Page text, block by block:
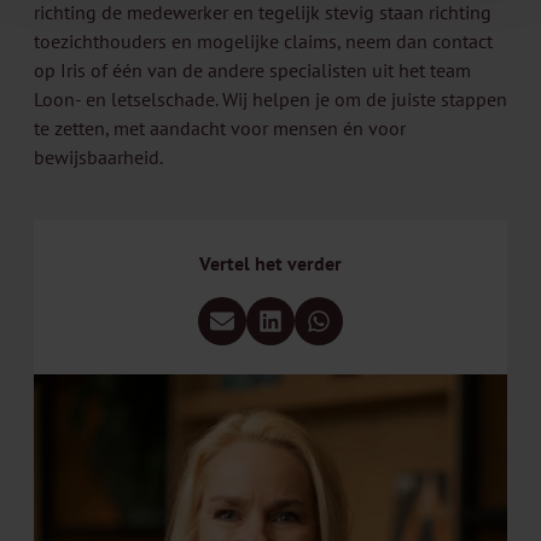
richting de medewerker en tegelijk stevig staan richting
toezichthouders en mogelijke claims, neem dan contact
op Iris of één van de andere specialisten uit het team
Loon- en letselschade. Wij helpen je om de juiste stappen
te zetten, met aandacht voor mensen én voor
bewijsbaarheid.
Vertel het verder
Deel via e-mail
Deel via LinkedIn
Deel via WhatsApp